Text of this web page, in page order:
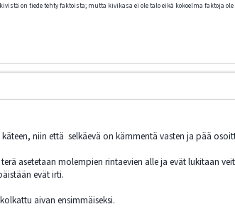
on tiede tehty faktoista; mutta kivikasa ei ole talo eikä kokoelma faktoja
niin että selkäevä on kämmentä vasten ja pää
asetetaan molempien rintaevien alle ja evät lukitaan
evät irti.
aivan ensimmäiseksi.